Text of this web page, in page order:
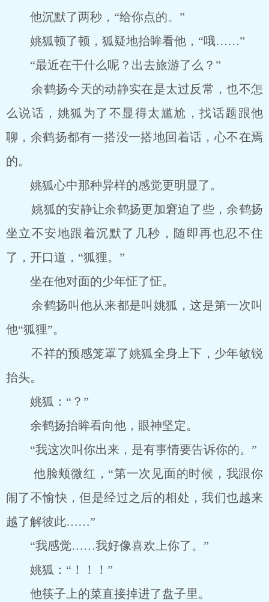
他沉默了两秒，“给你点的。”
姚狐顿了顿，狐疑地抬眸看他，“哦……”
“最近在干什么呢？出去旅游了么？”
余鹤扬今天的动静实在是太过反常，也不怎
么说话，姚狐为了不显得太尴尬，找话题跟他
聊，余鹤扬都有一搭没一搭地回着话，心不在焉
的。
姚狐心中那种异样的感觉更明显了。
姚狐的安静让余鹤扬更加窘迫了些，余鹤扬
坐立不安地跟着沉默了几秒，随即再也忍不住
了，开口道，“狐狸。”
坐在他对面的少年怔了怔。
余鹤扬叫他从来都是叫姚狐，这是第一次叫
他“狐狸”。
不祥的预感笼罩了姚狐全身上下，少年敏锐
抬头。
姚狐：“？”
余鹤扬抬眸看向他，眼神坚定。
“我这次叫你出来，是有事情要告诉你的。”
他脸颊微红，“第一次见面的时候，我跟你
闹了不愉快，但是经过之后的相处，我们也越来
越了解彼此……”
“我感觉……我好像喜欢上你了。”
姚狐：“！！！”
他筷子上的菜直接掉进了盘子里。